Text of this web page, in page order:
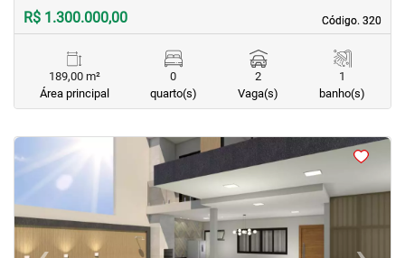
Código. 320
Código. 320
R$ 1.300.000,00
189,00 m²
Área principal
0
quarto(s)
2
Vaga(s)
1
banho(s)